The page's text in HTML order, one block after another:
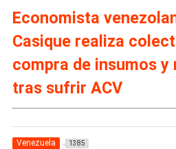
Economista
Casique realiza
compra de insumos
tras sufrir ACV
Venezuela 1385